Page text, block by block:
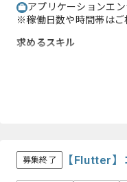
アプリケーションエ
※稼働日数や時間帯はご
求めるスキル
募集終了 【Flutter